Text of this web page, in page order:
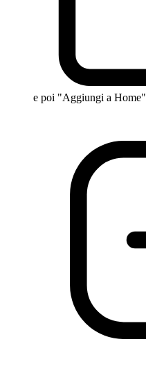
e poi "Aggiungi a Home"